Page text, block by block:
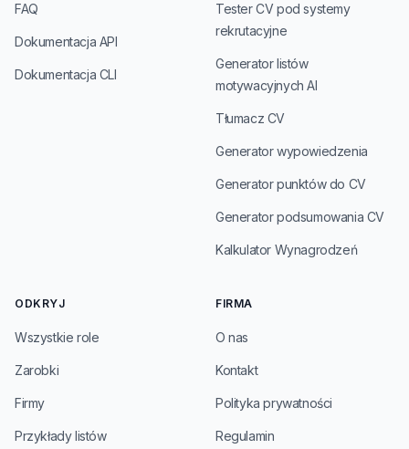
FAQ
Dokumentacja API
Dokumentacja CLI
Tester CV pod systemy
rekrutacyjne
Generator listów
motywacyjnych AI
Tłumacz CV
Generator wypowiedzenia
Generator punktów do CV
Generator podsumowania CV
Kalkulator Wynagrodzeń
ODKRYJ
Wszystkie role
Zarobki
Firmy
Przykłady listów
FIRMA
O nas
Kontakt
Polityka prywatności
Regulamin